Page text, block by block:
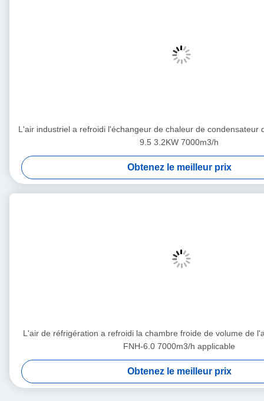
L'air industriel a refroidi l'échangeur de chaleur de condensateur
9.5 3.2KW 7000m3/h
Obtenez le meilleur prix
L'air de réfrigération a refroidi la chambre froide de volume de
FNH-6.0 7000m3/h applicable
Obtenez le meilleur prix